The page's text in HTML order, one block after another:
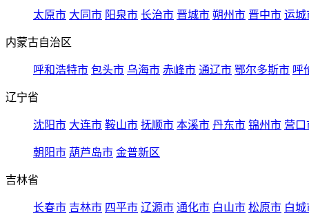
太原市 大同市 阳泉市 长治市 晋城市 朔州市 晋中市 运城
内蒙古自治区
呼和浩特市 包头市 乌海市 赤峰市 通辽市 鄂尔多斯市 呼
辽宁省
沈阳市 大连市 鞍山市 抚顺市 本溪市 丹东市 锦州市 营口
朝阳市 葫芦岛市 金普新区
吉林省
长春市 吉林市 四平市 辽源市 通化市 白山市 松原市 白城